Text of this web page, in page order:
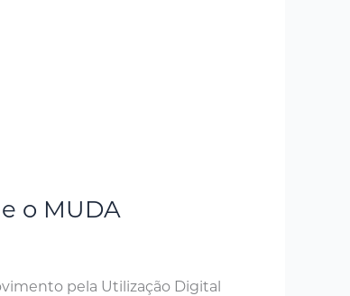
o MUDA
pela Utilização Digital